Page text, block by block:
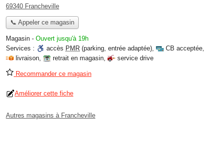
69340 Francheville
📞 Appeler ce magasin
Magasin - Ouvert jusqu'à 19h
Services :
accès PMR (parking, entrée adaptée), CB acceptée,
livraison, retrait en magasin, service drive
Recommander ce magasin
Améliorer cette fiche
Autres magasins à Francheville